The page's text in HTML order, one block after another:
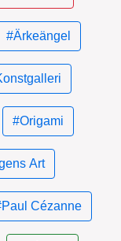
#Ärkeängel
#Origami
Art
Cézanne